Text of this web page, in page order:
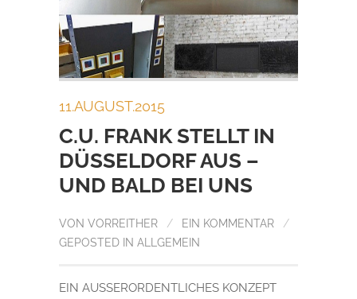
11.AUGUST.2015
C.U. FRANK STELLT IN
DÜSSELDORF AUS –
UND BALD BEI UNS
VON VORREITHER / EIN KOMMENTAR
/
GEPOSTED IN ALLGEMEIN
EIN AUSSERORDENTLICHES KONZEPT